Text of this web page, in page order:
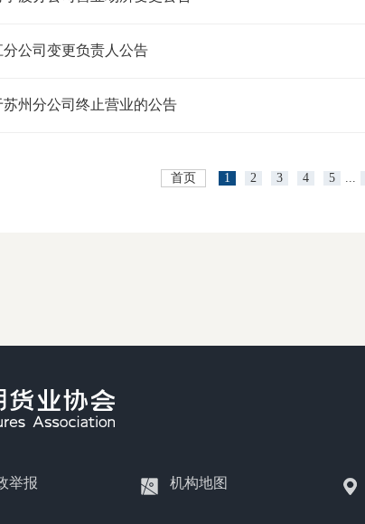
公司变更负责人公告
州分公司终止营业的公告
首页 1 2 3 4 5 ...
举报 机构地图